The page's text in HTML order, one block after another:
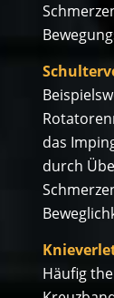
das
durch
Häufig